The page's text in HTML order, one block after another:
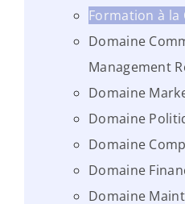
Formation à la
Domaine
Management
Domaine
Domaine
Domaine
Domaine
Domaine